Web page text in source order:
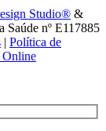
Studio® &
Saúde nº E117885
| Política de
Online